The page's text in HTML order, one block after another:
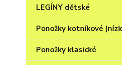
LEGÍNY dětské
Ponožky kotníkové
Ponožky klasické